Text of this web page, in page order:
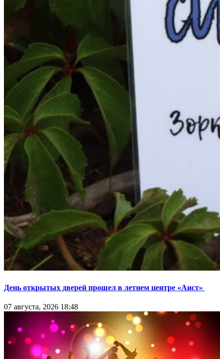
День открытых дверей прошел в летнем центре «Аист»
07 августа, 2026 18:48